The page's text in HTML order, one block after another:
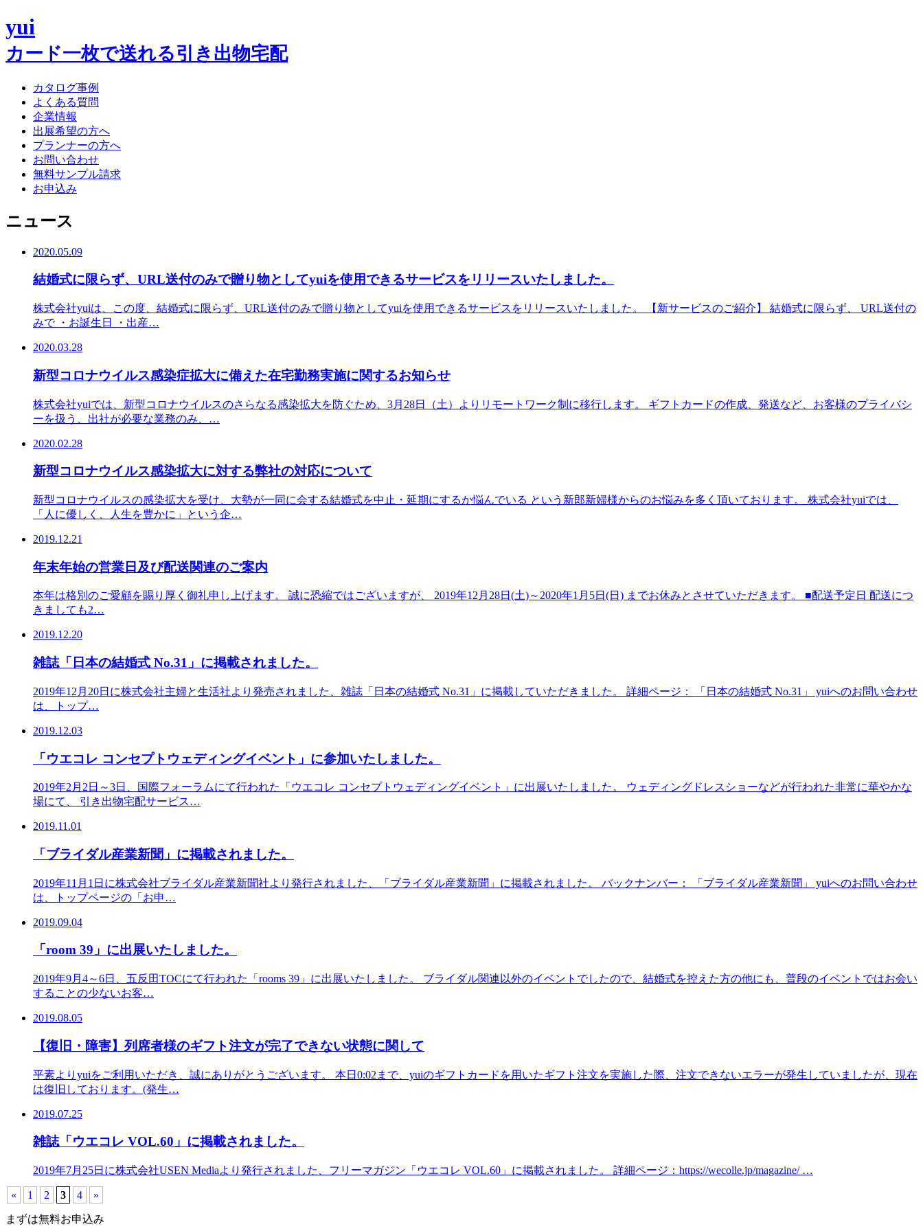
yui
カード一枚で送れる引き出物宅配
カタログ事例
よくある質問
企業情報
出展希望の方へ
プランナーの方へ
お問い合わせ
無料サンプル請求
お申込み
ニュース
2020.05.09
結婚式に限らず、URL送付のみで贈り物としてyuiを使用できるサービスをリリースいたしました。
株式会社yuiは、この度、結婚式に限らず、URL送付のみで贈り物としてyuiを使用できるサービスをリリースいたしました。 【新サービスのご紹介】 結婚式に限らず、 URL送付の
みで ・お誕生日 ・出産…
2020.03.28
新型コロナウイルス感染症拡大に備えた在宅勤務実施に関するお知らせ
株式会社yuiでは、新型コロナウイルスのさらなる感染拡大を防ぐため、3月28日（土）よりリモートワーク制に移行します。 ギフトカードの作成、発送など、お客様のプライバシ
ーを扱う、出社が必要な業務のみ、…
2020.02.28
新型コロナウイルス感染拡大に対する弊社の対応について
新型コロナウイルスの感染拡大を受け、大勢が一同に会する結婚式を中止・延期にするか悩んでいる という新郎新婦様からのお悩みを多く頂いております。 株式会社yuiでは、
「人に優しく、人生を豊かに」という企…
2019.12.21
年末年始の営業日及び配送関連のご案内
本年は格別のご愛顧を賜り厚く御礼申し上げます。 誠に恐縮ではございますが、 2019年12月28日(土)～2020年1月5日(日) までお休みとさせていただきます。 ■配送予定日 配送につ
きましても2…
2019.12.20
雑誌「日本の結婚式 No.31」に掲載されました。
2019年12月20日に株式会社主婦と生活社より発売されました、雑誌「日本の結婚式 No.31」に掲載していただきました。 詳細ページ： 「日本の結婚式 No.31」 yuiへのお問い合わせ
は、トップ…
2019.12.03
「ウエコレ コンセプトウェディングイベント」に参加いたしました。
2019年2月2日～3日、国際フォーラムにて行われた「ウエコレ コンセプトウェディングイベント」に出展いたしました。 ウェディングドレスショーなどが行われた非常に華やかな
場にて、 引き出物宅配サービス…
2019.11.01
「ブライダル産業新聞」に掲載されました。
2019年11月1日に株式会社ブライダル産業新聞社より発行されました、「ブライダル産業新聞」に掲載されました。 バックナンバー： 「ブライダル産業新聞」 yuiへのお問い合わせ
は、トップページの「お申…
2019.09.04
「room 39」に出展いたしました。
2019年9月4～6日、五反田TOCにて行われた「rooms 39」に出展いたしました。 ブライダル関連以外のイベントでしたので、結婚式を控えた方の他にも、普段のイベントではお会い
することの少ないお客…
2019.08.05
【復旧・障害】列席者様のギフト注文が完了できない状態に関して
平素よりyuiをご利用いただき、誠にありがとうございます。 本日0:02まで、yuiのギフトカードを用いたギフト注文を実施した際、注文できないエラーが発生していましたが、現在
は復旧しております。(発生…
2019.07.25
雑誌「ウエコレ VOL.60」に掲載されました。
2019年7月25日に株式会社USEN Mediaより発行されました、フリーマガジン「ウエコレ VOL.60」に掲載されました。 詳細ページ：https://wecolle.jp/magazine/ …
« 1 2 3 4 »
まずは無料お申込み